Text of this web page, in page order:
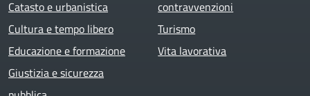
Catasto e urbanistica
Cultura e tempo libero
Educazione e formazione
Giustizia e sicurezza
contravvenzioni
Turismo
Vita lavorativa